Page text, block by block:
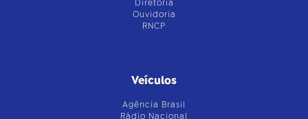
Diretoria
Ouvidoria
RNCP
Veículos
Agência Brasil
Rádio Nacional